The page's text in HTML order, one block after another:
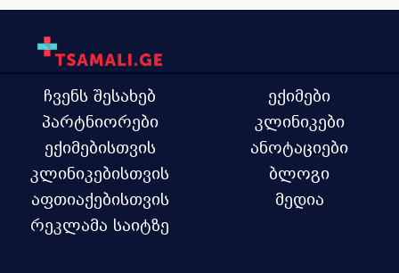
ჩვენს შესახებ
პარტნიორები
ექიმებისთვის
კლინიკებისთვის
აფთიაქებისთვის
რეკლამა საიტზე
ექიმები
კლინიკები
ანოტაციები
ბლოგი
მედია